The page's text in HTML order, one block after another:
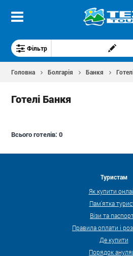
Фільтр
Головна Болгарія Банкя
Готелі Банкя
Всього готелів:0
Туристам
Як купити
Пам'ятка
Візи та
Правила оплати і
Де купити
Порядок